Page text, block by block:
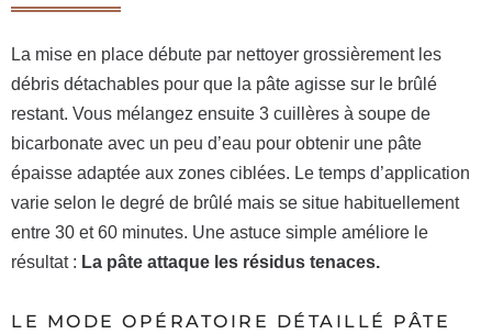
La mise en place débute par nettoyer grossièrement les
débris détachables pour que la pâte agisse sur le brûlé
restant. Vous mélangez ensuite 3 cuillères à soupe de
bicarbonate avec un peu d’eau pour obtenir une pâte
épaisse adaptée aux zones ciblées. Le temps d’application
varie selon le degré de brûlé mais se situe habituellement
entre 30 et 60 minutes. Une astuce simple améliore le
résultat : La pâte attaque les résidus tenaces.
LE MODE OPÉRATOIRE DÉTAILLÉ PÂTE